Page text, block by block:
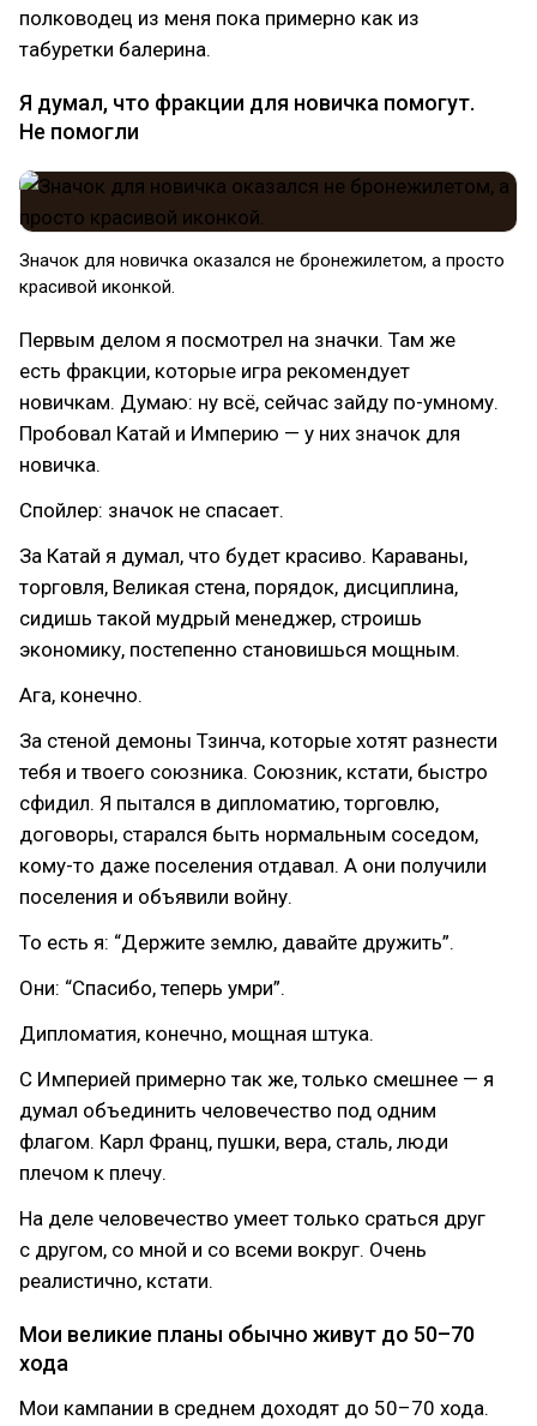
полководец из меня пока примерно как из
табуретки балерина.
Я думал, что фракции для новичка помогут.
Не помогли
Значок для новичка оказался не бронежилетом, а просто
красивой иконкой.
Первым делом я посмотрел на значки. Там же
есть фракции, которые игра рекомендует
новичкам. Думаю: ну всё, сейчас зайду по-умному.
Пробовал Катай и Империю — у них значок для
новичка.
Спойлер: значок не спасает.
За Катай я думал, что будет красиво. Караваны,
торговля, Великая стена, порядок, дисциплина,
сидишь такой мудрый менеджер, строишь
экономику, постепенно становишься мощным.
Ага, конечно.
За стеной демоны Тзинча, которые хотят разнести
тебя и твоего союзника. Союзник, кстати, быстро
сфидил. Я пытался в дипломатию, торговлю,
договоры, старался быть нормальным соседом,
кому-то даже поселения отдавал. А они получили
поселения и объявили войну.
То есть я: “Держите землю, давайте дружить”.
Они: “Спасибо, теперь умри”.
Дипломатия, конечно, мощная штука.
С Империей примерно так же, только смешнее — я
думал объединить человечество под одним
флагом. Карл Франц, пушки, вера, сталь, люди
плечом к плечу.
На деле человечество умеет только сраться друг
с другом, со мной и со всеми вокруг. Очень
реалистично, кстати.
Мои великие планы обычно живут до 50–70
хода
Мои кампании в среднем доходят до 50–70 хода.